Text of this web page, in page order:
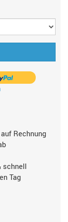
Rechnung
schnell
Tag